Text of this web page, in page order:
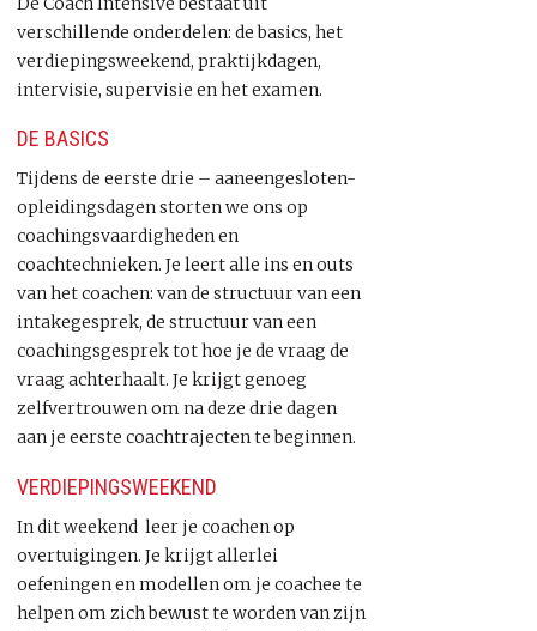
verschillende onderdelen: de basics, het
verdiepingsweekend, praktijkdagen,
intervisie, supervisie en het examen.
DE BASICS
Tijdens de eerste drie – aaneengesloten-
opleidingsdagen storten we ons op
coachingsvaardigheden en
coachtechnieken. Je leert alle ins en outs
van het coachen: van de structuur van een
intakegesprek, de structuur van een
coachingsgesprek tot hoe je de vraag de
vraag achterhaalt. Je krijgt genoeg
zelfvertrouwen om na deze drie dagen
aan je eerste coachtrajecten te beginnen.
VERDIEPINGSWEEKEND
In dit weekend leer je coachen op
overtuigingen. Je krijgt allerlei
oefeningen en modellen om je coachee te
helpen om zich bewust te worden van zijn